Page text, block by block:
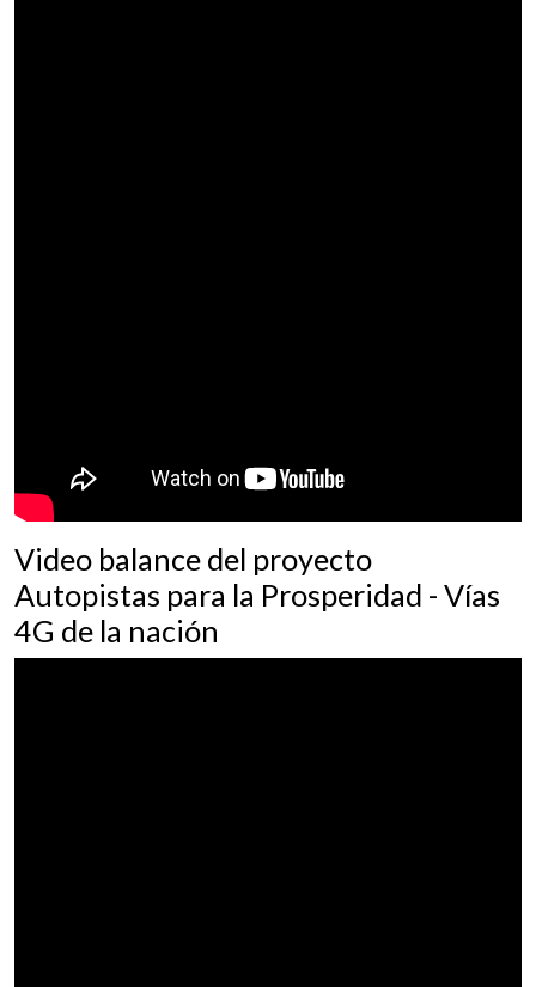
Video balance del proyecto
Autopistas para la Prosperidad - Vías
4G de la nación